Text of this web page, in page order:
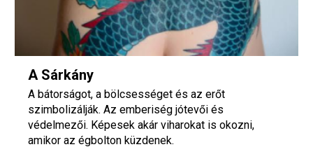
A Sárkány
A bátorságot, a bölcsességet és az erőt
szimbolizálják. Az emberiség jótevői és
védelmezői. Képesek akár viharokat is okozni,
amikor az égbolton küzdenek.